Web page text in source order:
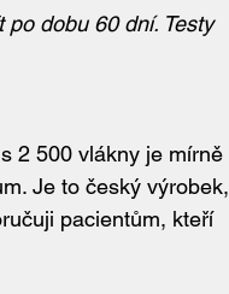
dobu 60 dní. Testy
2 500 vlákny je mírně
Je to český výrobek,
pacientům, kteří